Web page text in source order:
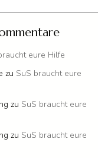
eure Hilfe
zu SuS braucht eure
zu SuS braucht eure
zu SuS braucht eure